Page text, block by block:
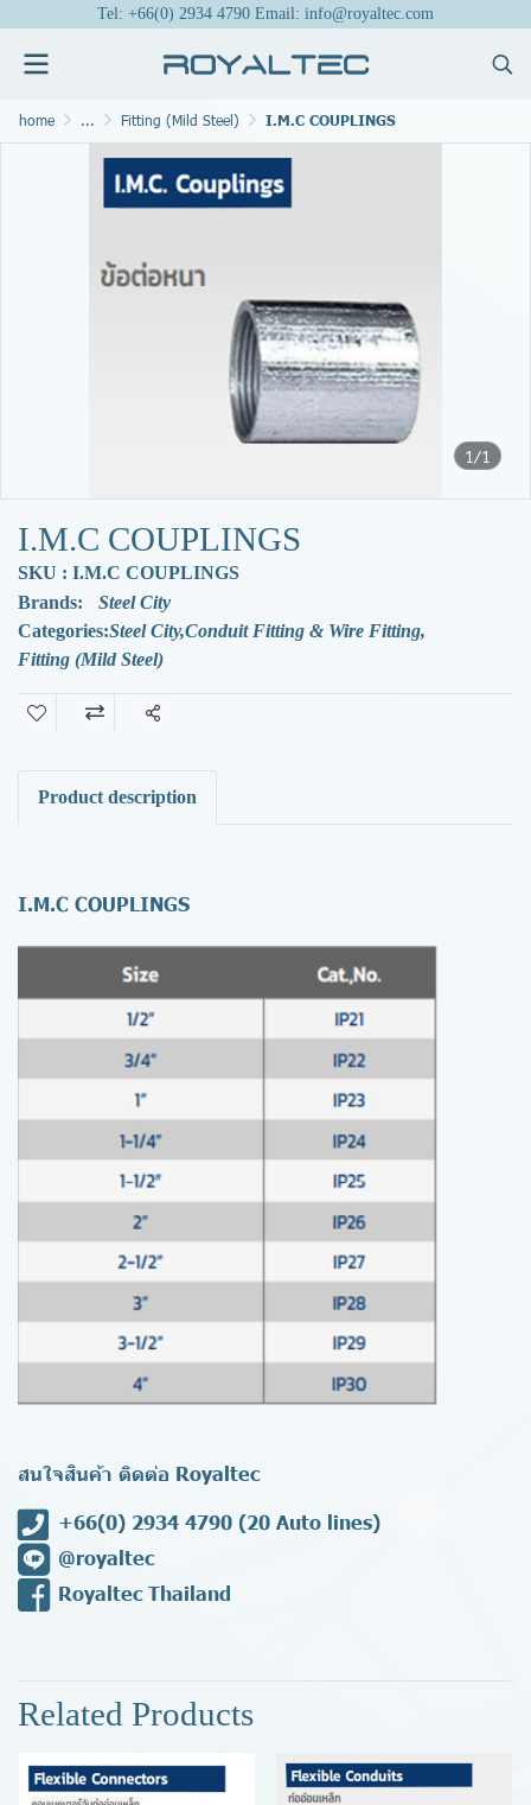
Tel: +66(0) 2934 4790 Email: info@royaltec.com
home ... Fitting (Mild Steel) I.M.C COUPLINGS
1/1
I.M.C COUPLINGS
SKU : I.M.C COUPLINGS
Brands:
Steel City
Categories:Steel City,Conduit Fitting & Wire Fitting,
Fitting (Mild Steel)
Share
Product description
I.M.C COUPLINGS
สนใจสินค้า ติดต่อ Royaltec
+66(0) 2934 4790 (20 Auto lines)
@royaltec
Royaltec Thailand
Related Products